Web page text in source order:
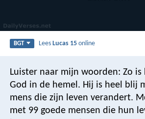
BGT LeesLucas 15 online
Luister naar mijn woorden: Zo
God in de hemel. Hij is heel blij
mens die zijn leven verandert.
met 99 goede mensen die hun